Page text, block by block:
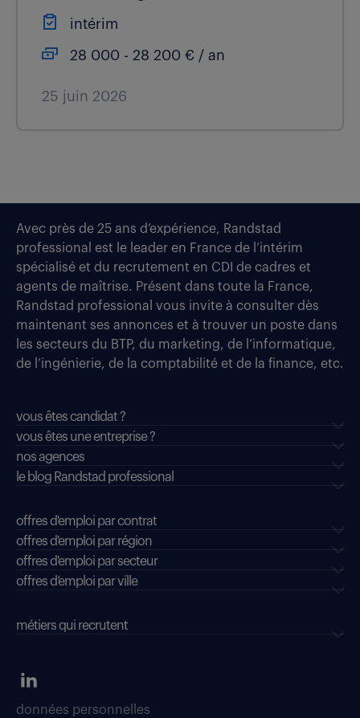
intérim
28 000 - 28 200 € / an
25 juin 2026
Avec près de 25 ans d’expérience, Randstad
professional est le leader en France de l’intérim
spécialisé et du recrutement en CDI de cadres et
agents de maîtrise. Présent dans toute la France,
Randstad professional vous invite à consulter dès
maintenant ses annonces et à trouver un poste dans
les secteurs du BTP, du marketing, de l’informatique,
de l’ingénierie, de la comptabilité et de la finance, etc.
vous êtes candidat ?
vous êtes une entreprise ?
nos agences
le blog Randstad professional
offres d'emploi par contrat
offres d'emploi par région
offres d'emploi par secteur
offres d’emploi par ville
métiers qui recrutent
données personnelles